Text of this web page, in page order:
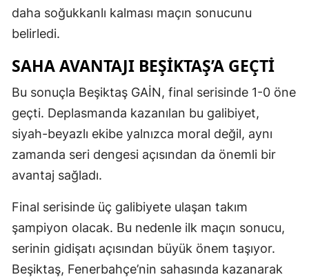
daha soğukkanlı kalması maçın sonucunu
belirledi.
SAHA AVANTAJI BEŞIKTAŞ’A GEÇTI
Bu sonuçla Beşiktaş GAİN, final serisinde 1-0 öne
geçti. Deplasmanda kazanılan bu galibiyet,
siyah-beyazlı ekibe yalnızca moral değil, aynı
zamanda seri dengesi açısından da önemli bir
avantaj sağladı.
Final serisinde üç galibiyete ulaşan takım
şampiyon olacak. Bu nedenle ilk maçın sonucu,
serinin gidişatı açısından büyük önem taşıyor.
Beşiktaş, Fenerbahçe’nin sahasında kazanarak